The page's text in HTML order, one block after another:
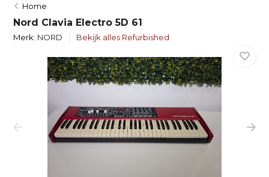
Home
Nord Clavia Electro 5D 61
Merk: NORD Bekijk alles Refurbished